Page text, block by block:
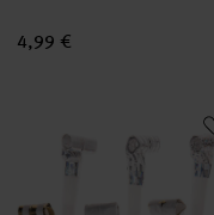
4,99 €
Luftrüssel Special Mix 6